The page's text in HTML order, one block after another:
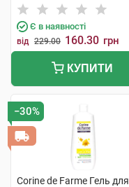
Є в наявності
від 229.00 160.30 грн
КУПИТИ
−30%
Corine de Farme Гель для